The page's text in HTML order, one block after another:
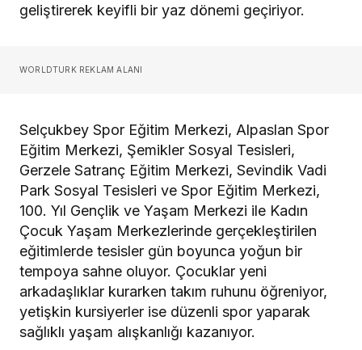
geliştirerek keyifli bir yaz dönemi geçiriyor.
WORLDTURK REKLAM ALANI
Selçukbey Spor Eğitim Merkezi, Alpaslan Spor
Eğitim Merkezi, Şemikler Sosyal Tesisleri,
Gerzele Satranç Eğitim Merkezi, Sevindik Vadi
Park Sosyal Tesisleri ve Spor Eğitim Merkezi,
100. Yıl Gençlik ve Yaşam Merkezi ile Kadın
Çocuk Yaşam Merkezlerinde gerçekleştirilen
eğitimlerde tesisler gün boyunca yoğun bir
tempoya sahne oluyor. Çocuklar yeni
arkadaşlıklar kurarken takım ruhunu öğreniyor,
yetişkin kursiyerler ise düzenli spor yaparak
sağlıklı yaşam alışkanlığı kazanıyor.